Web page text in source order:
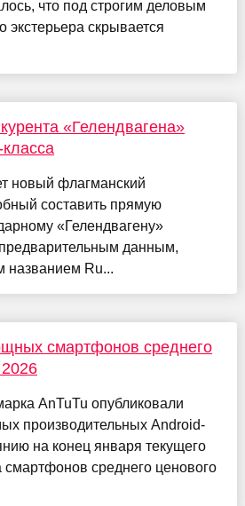
что под строгим деловым
экстерьера скрывается
«Гелендвагена»
новый флагманский
составить прямую
«Гелендвагену»
данным,
названием Ru...
смартфонов среднего
AnTuTu опубликовали
производительных Android-
на конец января текущего
смартфонов среднего ценового